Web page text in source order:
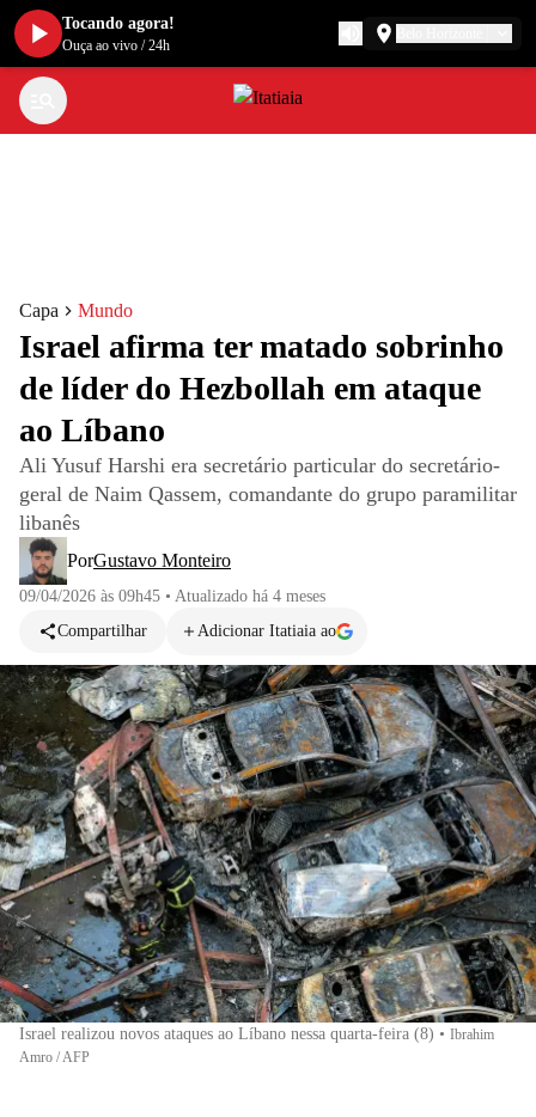
Capa Mundo
Israel afirma ter matado sobrinho
de líder do Hezbollah em ataque
ao Líbano
Ali Yusuf Harshi era secretário particular do secretário-
geral de Naim Qassem, comandante do grupo paramilitar
libanês
PorGustavo Monteiro
09/04/2026 às 09h45 • Atualizado há 4 meses
Compartilhar
Adicionar Itatiaia ao
Israel realizou novos ataques ao Líbano nessa quarta-feira (8) • Ibrahim
Amro / AFP
Tocando agora!
Ouça ao vivo /24h